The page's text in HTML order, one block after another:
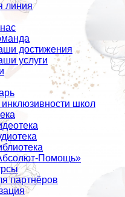
линия
достижения
услуги
школ
Помощь»
партнёров